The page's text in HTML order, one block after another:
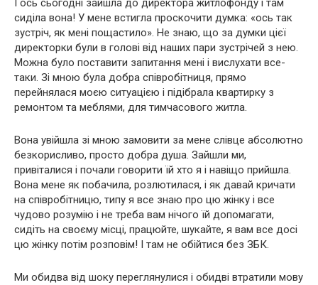
І ось сьогодні зайшла до директора житлофонду і там
сиділа вона! У мене встигла проскочити думка: «ось так
зустріч, як мені пощастило». Не знаю, що за думки цієї
директорки були в голові від наших пари зустрічей з нею.
Можна було поставити запитання мені і вислухати все-
таки. Зі мною була добра співробітниця, прямо
перейнялася моєю ситуацією і підібрала квартирку з
ремонтом та меблями, для тимчасового житла.
Вона увійшла зі мною замовити за мене слівце абсолютно
безкорисливо, просто добра душа. Зайшли ми,
привіталися і почали говорити їй хто я і навіщо прийшла.
Вона мене як побачила, розлютилася, і як давай кричати
на співробітницю, типу я все знаю про цю жінку і все
чудово розумію і не треба вам нічого їй допомагати,
сидіть на своєму місці, працюйте, шукайте, я вам все досі
цю жінку потім розповім! І там не обійтися без ЗБК.
Ми обидва від шоку переглянулися і обидві втратили мову